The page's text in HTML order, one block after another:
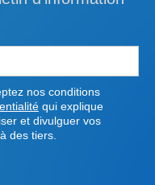
nos conditions
qui explique
et divulguer vos
des tiers.